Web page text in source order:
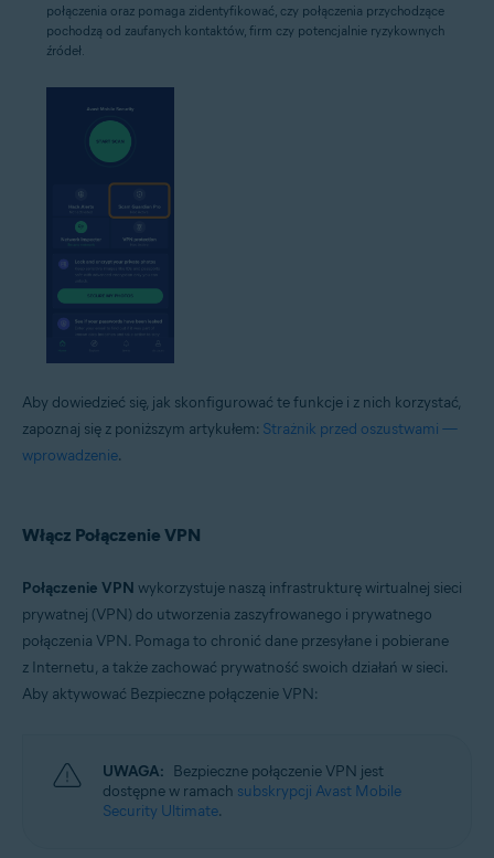
połączenia oraz pomaga zidentyfikować, czy połączenia przychodzące
pochodzą od zaufanych kontaktów, firm czy potencjalnie ryzykownych
źródeł.
Aby dowiedzieć się, jak skonfigurować te funkcje i z nich korzystać,
zapoznaj się z poniższym artykułem: Strażnik przed oszustwami —
wprowadzenie.
Włącz Połączenie VPN
Połączenie VPN wykorzystuje naszą infrastrukturę wirtualnej sieci
prywatnej (VPN) do utworzenia zaszyfrowanego i prywatnego
połączenia VPN. Pomaga to chronić dane przesyłane i pobierane
z Internetu, a także zachować prywatność swoich działań w sieci.
Aby aktywować Bezpieczne połączenie VPN:
UWAGA: Bezpieczne połączenie VPN jest
dostępne w ramach subskrypcji Avast Mobile
Security Ultimate.